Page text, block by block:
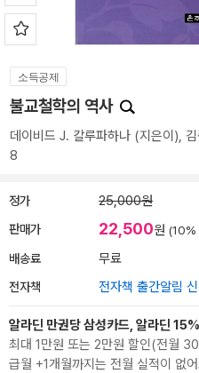
소득공제
불교철학의 역사
데이비드 J. 칼루파하나 (지은이),
8
정가 25,000원
판매가 22,500원 (10%
배송료 무료
전자책 전자책 출간알림
알라딘 만권당 삼성카드, 알라딘
최대 1만원 또는 2만원 할인(전월
급월 +1개월까지는 전월 실적이 없